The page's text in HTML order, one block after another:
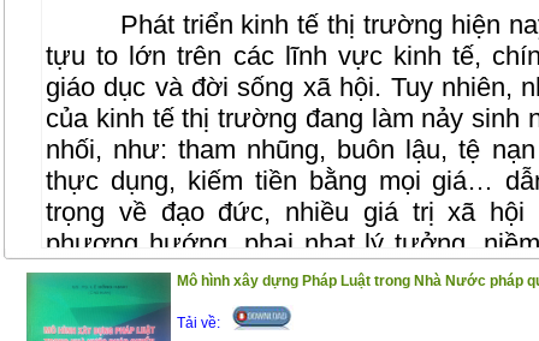
Phát triển kinh tế thị trường hiện
tựu to lớn trên các lĩnh vực kinh tế,
giáo dục và đời sống xã hội. Tuy nhiên,
của kinh tế thị trường đang làm nảy sinh
nhối, như: tham nhũng, buôn lậu, tệ
thực dụng, kiếm tiền bằng mọi giá…
trọng về đạo đức, nhiều giá trị xã hội
phương hướng, phai nhạt lý tưởng,
phận không nhỏ cán bộ, công chức,
không tốt đến niềm tin của nhân dân
Mô hình xây dựng Pháp Luật trong Nhà Nước pháp
Tải về: